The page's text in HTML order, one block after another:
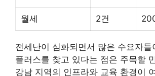
월세 2건
전세난이 심화되면서 많은 수요자들
플러스를 찾고 있다는 점은 주목할
강남 지역의 인프라와 교육 환경이